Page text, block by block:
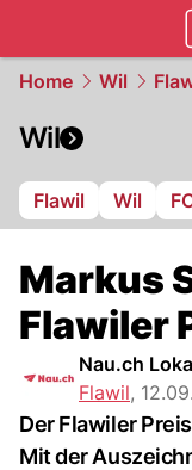
Home Wil
Wil
Flawil Wil
Markus
Flawiler
Nau.ch
Flawil,
Der Flawiler
Mit der